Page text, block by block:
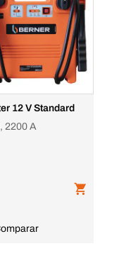
12 V Standard
2200 A